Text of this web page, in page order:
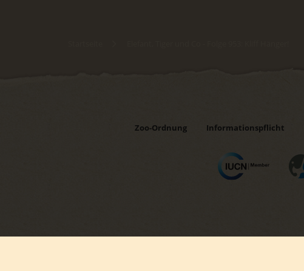
Zoo-Ordnung Informationspflicht